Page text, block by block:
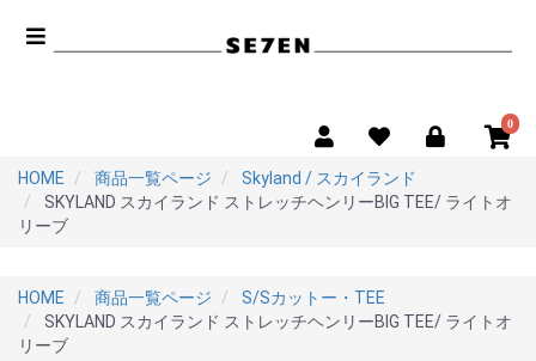
0
HOME 商品一覧ページ
Skyland / スカイランド
SKYLAND スカイランド ストレッチヘンリーBIG TEE/ ライトオ
リーブ
HOME 商品一覧ページ
S/Sカットー・TEE
SKYLAND スカイランド ストレッチヘンリーBIG TEE/ ライトオ
リーブ